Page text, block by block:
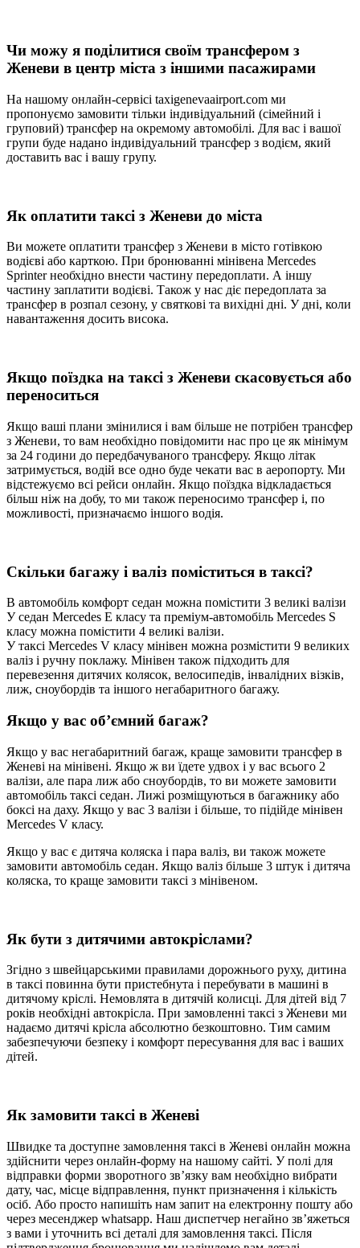
Чи можу я поділитися своїм трансфером з
Женеви в центр міста з іншими пасажирами
На нашому онлайн-сервісі taxigenevaairport.com ми
пропонуємо замовити тільки індивідуальний (сімейний і
груповий) трансфер на окремому автомобілі. Для вас і вашої
групи буде надано індивідуальний трансфер з водієм, який
доставить вас і вашу групу.
Як оплатити таксі з Женеви до міста
Ви можете оплатити трансфер з Женеви в місто готівкою
водієві або карткою. При бронюванні мінівена Mercedes
Sprinter необхідно внести частину передоплати. А іншу
частину заплатити водієві. Також у нас діє передоплата за
трансфер в розпал сезону, у святкові та вихідні дні. У дні, коли
навантаження досить висока.
Якщо поїздка на таксі з Женеви скасовується або
переноситься
Якщо ваші плани змінилися і вам більше не потрібен трансфер
з Женеви, то вам необхідно повідомити нас про це як мінімум
за 24 години до передбачуваного трансферу. Якщо літак
затримується, водій все одно буде чекати вас в аеропорту. Ми
відстежуємо всі рейси онлайн. Якщо поїздка відкладається
більш ніж на добу, то ми також переносимо трансфер і, по
можливості, призначаємо іншого водія.
Скільки багажу і валіз поміститься в таксі?
В автомобіль комфорт седан можна помістити 3 великі валізи
У седан Mercedes E класу та преміум-автомобіль Mercedes S
класу можна помістити 4 великі валізи.
У таксі Mercedes V класу мінівен можна розмістити 9 великих
валіз і ручну поклажу. Мінівен також підходить для
перевезення дитячих колясок, велосипедів, інвалідних візків,
лиж, сноубордів та іншого негабаритного багажу.
Якщо у вас об’ємний багаж?
Якщо у вас негабаритний багаж, краще замовити трансфер в
Женеві на мінівені. Якщо ж ви їдете удвох і у вас всього 2
валізи, але пара лиж або сноубордів, то ви можете замовити
автомобіль таксі седан. Лижі розміщуються в багажнику або
боксі на даху. Якщо у вас 3 валізи і більше, то підійде мінівен
Mercedes V класу.
Якщо у вас є дитяча коляска і пара валіз, ви також можете
замовити автомобіль седан. Якщо валіз більше 3 штук і дитяча
коляска, то краще замовити таксі з мінівеном.
Як бути з дитячими автокріслами?
Згідно з швейцарськими правилами дорожнього руху, дитина
в таксі повинна бути пристебнута і перебувати в машині в
дитячому кріслі. Немовлята в дитячій колисці. Для дітей від 7
років необхідні автокрісла. При замовленні таксі з Женеви ми
надаємо дитячі крісла абсолютно безкоштовно. Тим самим
забезпечуючи безпеку і комфорт пересування для вас і ваших
дітей.
Як замовити таксі в Женеві
Швидке та доступне замовлення таксі в Женеві онлайн можна
здійснити через онлайн-форму на нашому сайті. У полі для
відправки форми зворотного зв’язку вам необхідно вибрати
дату, час, місце відправлення, пункт призначення і кількість
осіб. Або просто напишіть нам запит на електронну пошту або
через месенджер whatsapp. Наш диспетчер негайно зв’яжеться
з вами і уточнить всі деталі для замовлення таксі. Після